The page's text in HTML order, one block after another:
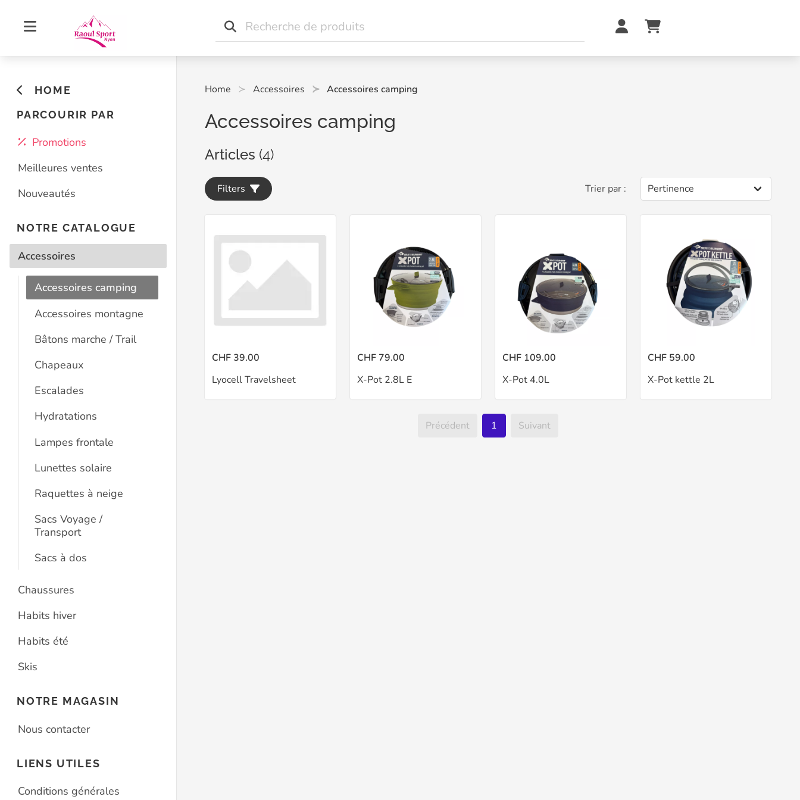
HOME
PARCOURIR PAR
Promotions
Meilleures ventes
Nouveautés
NOTRE CATALOGUE
Accessoires
Accessoires camping
Accessoires montagne
Bâtons marche / Trail
Chapeaux
Escalades
Hydratations
Lampes frontale
Lunettes solaire
Raquettes à neige
Sacs Voyage /
Transport
Sacs à dos
Chaussures
Habits hiver
Habits été
Skis
NOTRE MAGASIN
Nous contacter
LIENS UTILES
Conditions générales
Home Accessoires Accessoires camping
Accessoires camping
Articles (4)
Filters Trier par :
CHF 39.00
Lyocell Travelsheet
CHF 79.00
X-Pot 2.8L E
CHF 109.00
X-Pot 4.0L
CHF 59.00
X-Pot kettle 2L
Précédent 1 Suivant